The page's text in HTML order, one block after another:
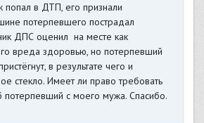
попал в ДТП, его признали
потерпевшего пострадал
ДПС оценил на месте как
вреда здоровью, но потерпевший
в результате чего и
стекло. Имеет ли право требовать
с моего мужа. Спасибо.